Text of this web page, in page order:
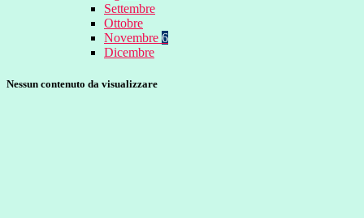
Settembre
Ottobre
Novembre 6
Dicembre
Nessun contenuto da visualizzare